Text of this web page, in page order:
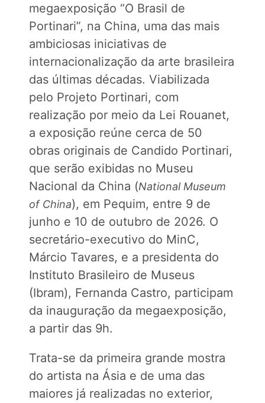
megaexposição “O Brasil de
Portinari”, na China, uma das mais
ambiciosas iniciativas de
internacionalização da arte brasileira
das últimas décadas. Viabilizada
pelo Projeto Portinari, com
realização por meio da Lei Rouanet,
a exposição reúne cerca de 50
obras originais de Candido Portinari,
que serão exibidas no Museu
Nacional da China (National Museum
of China), em Pequim, entre 9 de
junho e 10 de outubro de 2026. O
secretário-executivo do MinC,
Márcio Tavares, e a presidenta do
Instituto Brasileiro de Museus
(Ibram), Fernanda Castro, participam
da inauguração da megaexposição,
a partir das 9h.
Trata-se da primeira grande mostra
do artista na Ásia e de uma das
maiores já realizadas no exterior,